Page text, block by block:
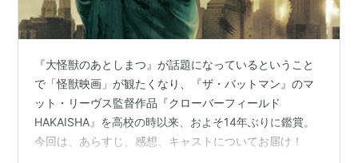
『大怪獣のあとしまつ』が話題になっているということ
で「怪獣映画」が観たくなり、『ザ・バットマン』のマ
ット・リーヴス監督作品『クローバーフィールド
HAKAISHA』を高校の時以来、およそ14年ぶりに鑑賞。
今回は、あらすじ、感想、キャストについてお届け！